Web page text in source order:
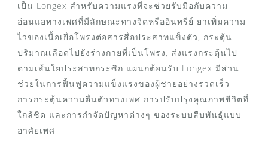
เป็น Longex สำหรับความแรงที่จะช่วยรับมือกับความ
อ่อนแอทางเพศที่มีลักษณะทางจิตหรืออินทรีย์ ยาเพิ่มความ
ไวของเนื้อเยื่อโพรงต่อสารสื่อประสาทแข็งตัว, กระตุ้น
ปริมาณเลือดไปยังร่างกายที่เป็นโพรง, ส่งแรงกระตุ้นไป
ตามเส้นใยประสาทกระซิก แผนกต้อนรับ Longex มีส่วน
ช่วยในการฟื้นฟูความแข็งแรงของผู้ชายอย่างรวดเร็ว
การกระตุ้นความตื่นตัวทางเพศ การปรับปรุงคุณภาพชีวิตที่
ใกล้ชิด และการกำจัดปัญหาต่างๆ ของระบบสืบพันธุ์แบบ
อาศัยเพศ